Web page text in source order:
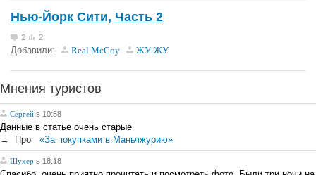
Нью-Йорк Сити, Часть 2
2 2
Добавили: Real McCoy ЖУ-ЖУ
Мнения туристов
Сергей в 10:58
Данные в статье очень старые
→
Про «За покупками в Маньчжурию»
Шухер в 18:18